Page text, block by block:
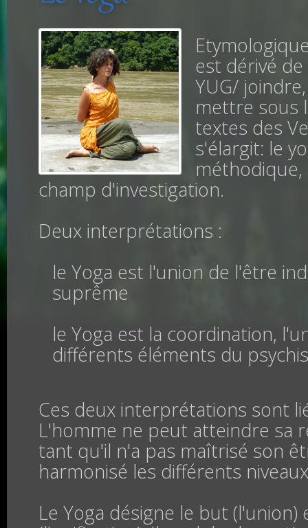
est dérivé
YUG/
mettre sous
textes des
s'élargit: le
champ d'investigation.
Deux interprétations :
le Yoga est l'union de l'être
suprême
le Yoga est la coordination,
différents éléments du
Ces deux interprétations sont
L'homme ne peut atteindre sa
tant qu'il n'a pas maîtrisé son
harmonisé les différents
Le Yoga désigne le but